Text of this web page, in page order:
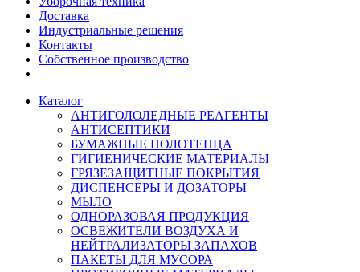
Доставка
Индустриальные решения
Контакты
Собственное производство
Каталог
АНТИГОЛОЛЕДНЫЕ РЕАГЕНТЫ
АНТИСЕПТИКИ
БУМАЖНЫЕ ПОЛОТЕНЦА
ГИГИЕНИЧЕСКИЕ МАТЕРИАЛЫ
ГРЯЗЕЗАЩИТНЫЕ ПОКРЫТИЯ
ДИСПЕНСЕРЫ И ДОЗАТОРЫ
МЫЛО
ОДНОРАЗОВАЯ ПРОДУКЦИЯ
ОСВЕЖИТЕЛИ ВОЗДУХА И
НЕЙТРАЛИЗАТОРЫ ЗАПАХОВ
ПАКЕТЫ ДЛЯ МУСОРА